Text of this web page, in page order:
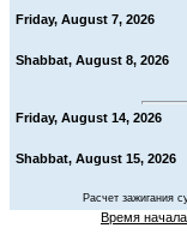
Friday, August 7, 2026
Shabbat, August 8, 2026
Friday, August 14, 2026
Shabbat, August 15, 2026
Расчет зажигания
Время